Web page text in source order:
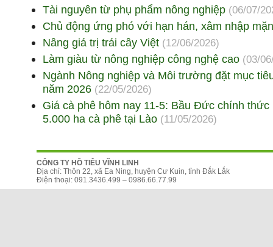
Tài nguyên từ phụ phẩm nông nghiệp (06/07/
Chủ động ứng phó với hạn hán, xâm nhập mặn
Nâng giá trị trái cây Việt (12/06/2026)
Làm giàu từ nông nghiệp công nghệ cao (03/
Ngành Nông nghiệp và Môi trường đặt mục
năm 2026 (22/05/2026)
Giá cà phê hôm nay 11-5: Bầu Đức chính thức
5.000 ha cà phê tại Lào (11/05/2026)
CÔNG TY HỒ TIÊU VĨNH LINH
Địa chỉ: Thôn 22, xã Ea Ning, huyện Cư Kuin, tỉnh Đắk Lắk
Điện thoại: 091.3436.499 – 0986.66.77.99